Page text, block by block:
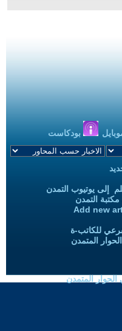
بودكاست
إلى يوتيوب التمدن
التمدن
Add new
للكاتب-ة
المتمدن
المتمدن